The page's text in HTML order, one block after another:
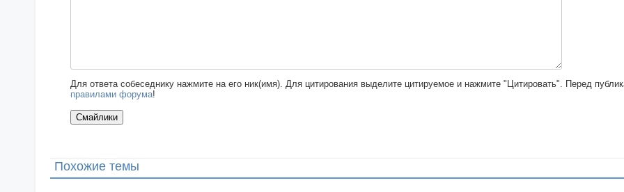
Для ответа собеседнику нажмите на его ник(имя). Для цитирования выделите цитируемое и нажмите "Цитировать". Перед
правилами форума!
Похожие темы